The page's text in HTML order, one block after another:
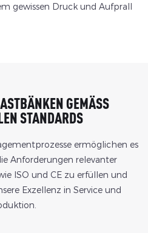
gewissen Druck und Aufprall
GEMÄSS I
STANDARDS
ermöglichen es
Anforderungen relevanter
ISO und CE zu erfüllen und
Exzellenz in Service und